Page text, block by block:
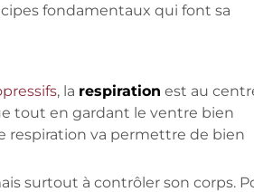
fondamentaux qui font sa
, la respiration est au
tout en gardant le ventre bien
respiration va permettre de bien
surtout à contrôler son corps.